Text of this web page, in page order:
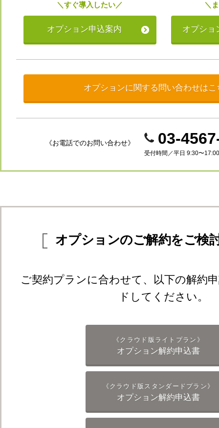
＼すぐ導入したい／
オプション申込案内
＼
オプショ
オプションに関する問い合わせはこ
《お電話でのお問い合わせ》 03-
受付時間／平⽇ 9:30〜
オプションのご解約をご検
ご契約プランに合わせて、以下の解約
ドしてください。
《クラウド版ライトプラン》
オプション解約申込書
《クラウド版スタンダードプラン》
オプション解約申込書